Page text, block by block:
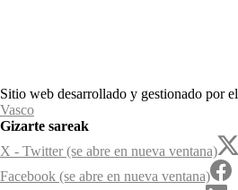
Sitio web desarrollado y gestionado por el
Vasco
Gizarte sareak
X - Twitter (se abre en nueva ventana)
Facebook (se abre en nueva ventana)